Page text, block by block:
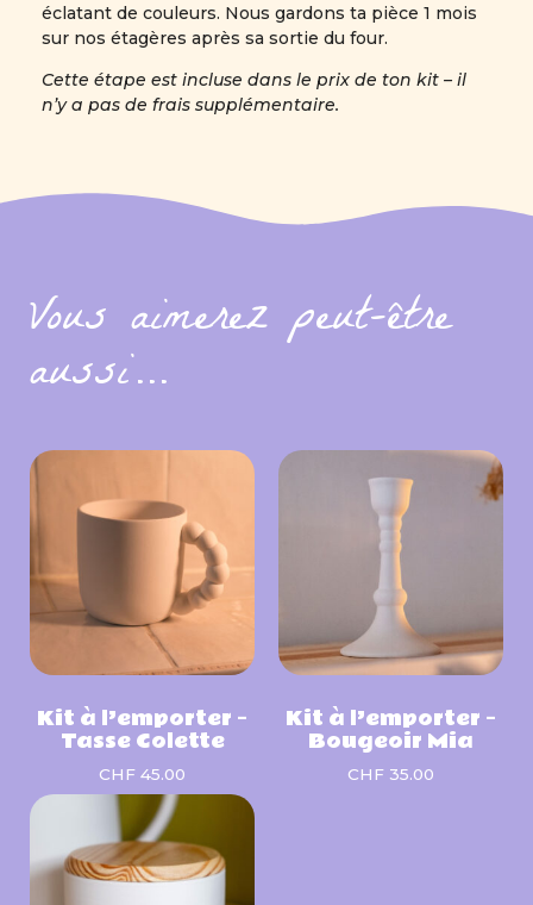
éclatant de couleurs. Nous gardons ta pièce 1 mois
sur nos étagères après sa sortie du four.
Cette étape est incluse dans le prix de ton kit – il
n’y a pas de frais supplémentaire.
Vous aimerez peut-être
aussi…
Kit à l’emporter –
Tasse Colette
CHF 45.00
Kit à l’emporter –
Bougeoir Mia
CHF 35.00